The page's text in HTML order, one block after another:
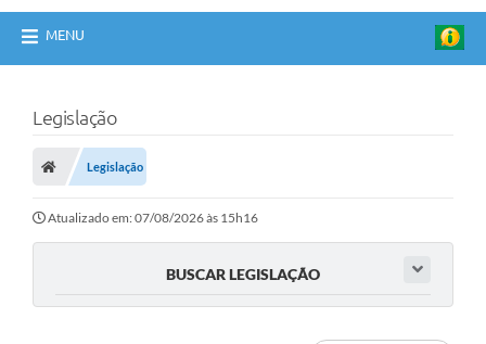
MENU
Legislação
Legislação
Atualizado em: 07/08/2026 às 15h16
BUSCAR LEGISLAÇÃO